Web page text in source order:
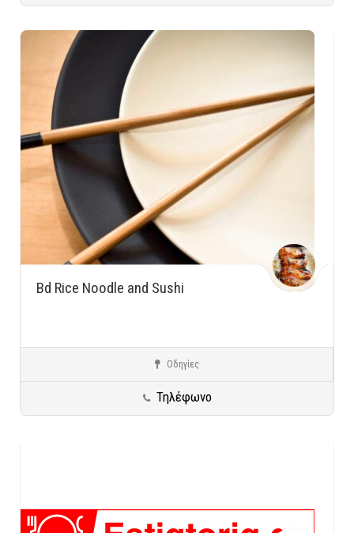
Bd Rice Noodle and Sushi
Λάρισα Προορισμοί σε όλη την Ελλάδα
Οδηγίες
Τηλέφωνο